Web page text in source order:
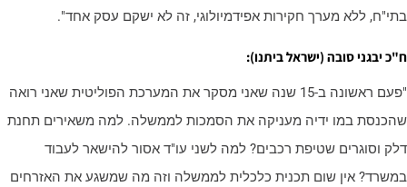
ללא מערך חקירות אפידמיולוגי, זה לא ישקם עסק אחד".
יבגני סובה (ישראל ביתנו):
"פעם ראשונה ב-15 שנה שאני מסקר את המערכת הפוליטית שאני רואה
במו ידיה מעניקה את הסמכות לממשלה. למה משאירים תחנת
וסוגרים שטיפת רכבים? למה לשני עו"ד אסור להישאר לעבוד
אין שום תכנית כלכלית לממשלה וזה מה שמשגע את האזרחים